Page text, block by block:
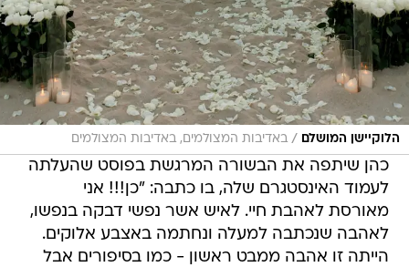
הלוקיישן המושלם / באדיבות המצולמים, באדיבות המצולמים
כהן שיתפה את הבשורה המרגשת בפוסט שהעלתה
לעמוד האינסטגרם שלה, בו כתבה: "כן!!! אני
מאורסת לאהבת חיי. לאיש אשר נפשי דבקה בנפשו,
לאהבה שנכתבה למעלה ונחתמה באצבע אלוקים.
הייתה זו אהבה ממבט ראשון - כמו בסיפורים אבל